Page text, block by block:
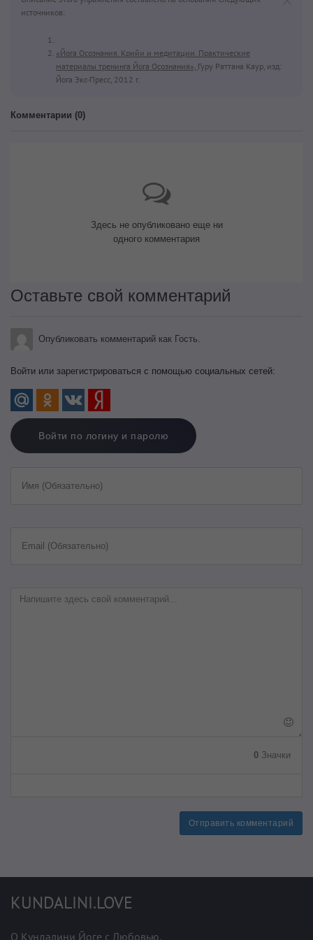
источников:
«Йога Осознания. Крийи и медитации. Практические
материалы тренинга Йога Осознания», Гуру Раттана Каур, изд:
Йога Экс-Пресс, 2012 г.
Комментарии (0)
Здесь не опубликовано еще ни
одного комментария
Оставьте свой комментарий
Опубликовать комментарий как Гость.
Войти или зарегистрироваться с помощью социальных сетей:
Войти по логину и паролю
Имя (Обязательно)
Email (Обязательно)
0 Значки
Отправить комментарий
KUNDALINI.LOVE
О Кундалини Йоге с Любовью.